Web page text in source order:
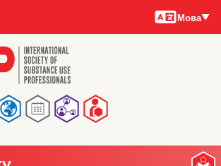
Мови
Мова